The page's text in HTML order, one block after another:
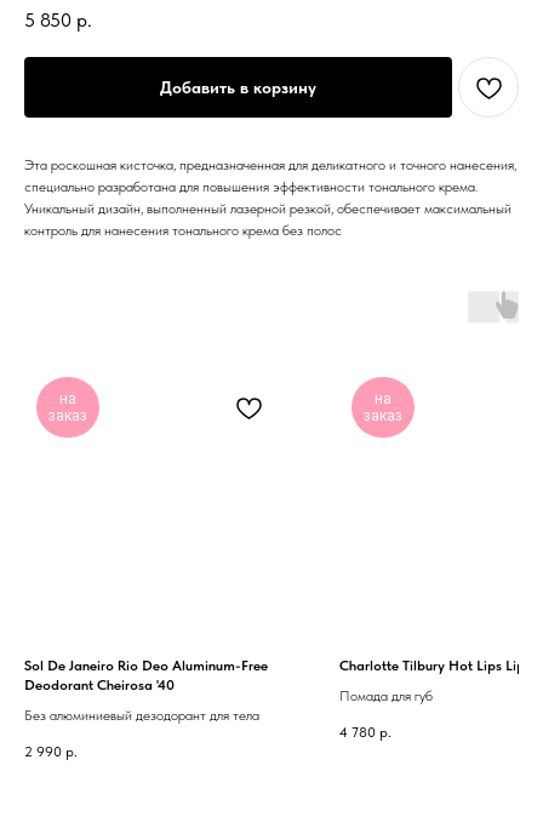
5 850 р.
Добавить в корзину
Эта роскошная кисточка, предназначенная для деликатного и точного нанесения,
специально разработана для повышения эффективности тонального крема.
Уникальный дизайн, выполненный лазерной резкой, обеспечивает максимальный
контроль для нанесения тонального крема без полос
на
заказ
Sol De Janeiro Rio Deo Aluminum-Free
Deodorant Cheirosa '40
Без алюминиевый дезодорант для тела
2 990 р.
на
заказ
Charlotte Tilbury Hot Lips
Помада для губ
4 780 р.